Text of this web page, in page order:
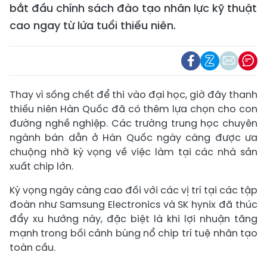
bắt đầu chính sách đào tạo nhân lực kỹ thuật
cao ngay từ lứa tuổi thiếu niên.
Thay vì sống chết để thi vào đại học, giờ đây thanh
thiếu niên Hàn Quốc đã có thêm lựa chọn cho con
đường nghề nghiệp. Các trường trung học chuyên
ngành bán dẫn ở Hàn Quốc ngày càng được ưa
chuộng nhờ kỳ vọng về việc làm tại các nhà sản
xuất chip lớn.
Kỳ vọng ngày càng cao đối với các vị trí tại các tập
đoàn như Samsung Electronics và SK hynix đã thúc
đẩy xu hướng này, đặc biệt là khi lợi nhuận tăng
mạnh trong bối cảnh bùng nổ chip trí tuệ nhân tạo
toàn cầu.